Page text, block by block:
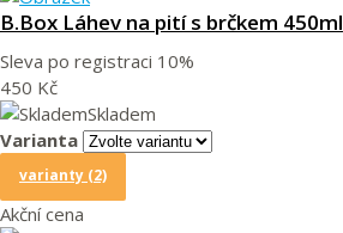
B.Box Láhev na pití s brčkem 450ml
Sleva po registraci 10%
450 Kč
Skladem
Varianta
varianty (2)
Akční cena